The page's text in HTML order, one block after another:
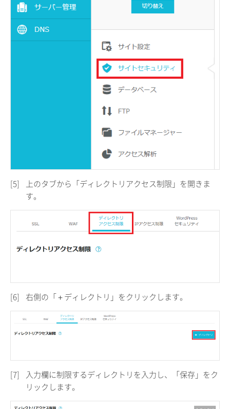
[5]
上のタブから「ディレクトリアクセス制限」を開きま
す。
[6] 右側の「＋ディレクトリ」をクリックします。
[7]
入力欄に制限するディレクトリを入力し、「保存」をク
リックします。